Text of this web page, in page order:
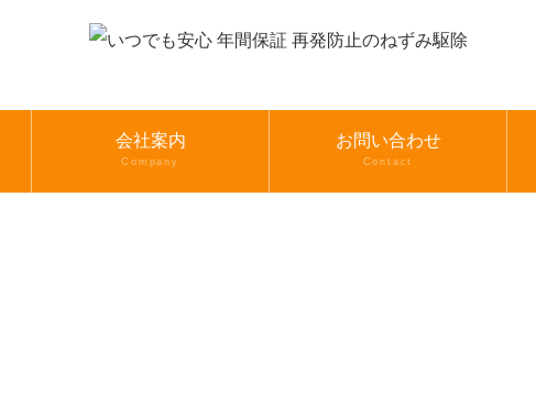
会社案内
Company
お問い合わせ
Contact